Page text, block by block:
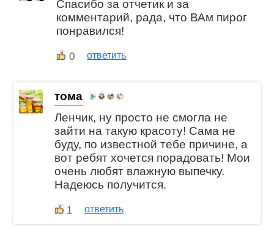
Спасибо за отчетик и за
комментарий, рада, что ВАм пирог
понравился!
0 ответить
тома
Ленчик, ну просто не смогла не
зайти на такую красоту! Сама не
буду, по известной тебе причине, а
вот ребят хочется порадовать! Мои
очень любят влажную выпечку.
Надеюсь получится.
1 ответить